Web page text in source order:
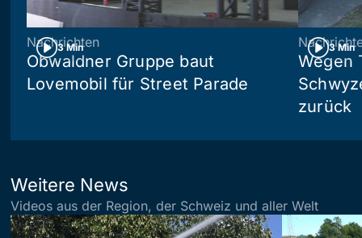
3 Min
Nachrichten
Obwaldner Gruppe baut
Lovemobil für Street Parade
3 Min
Wegen
zurück
Weitere News
Videos aus der Region, der Schweiz und aller Welt